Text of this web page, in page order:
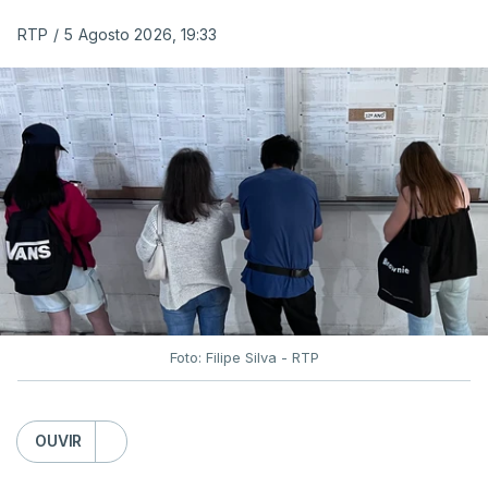
RTP / 5 Agosto 2026, 19:33
Foto: Filipe Silva - RTP
OUVIR